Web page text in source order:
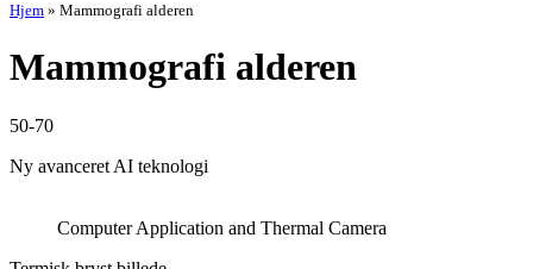
Hjem » Mammografi alderen
Mammografi alderen
50-70
Ny avanceret AI teknologi
Computer Application and Thermal Camera